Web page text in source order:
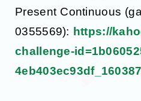
Present Continuous
0355569): https://
challenge-